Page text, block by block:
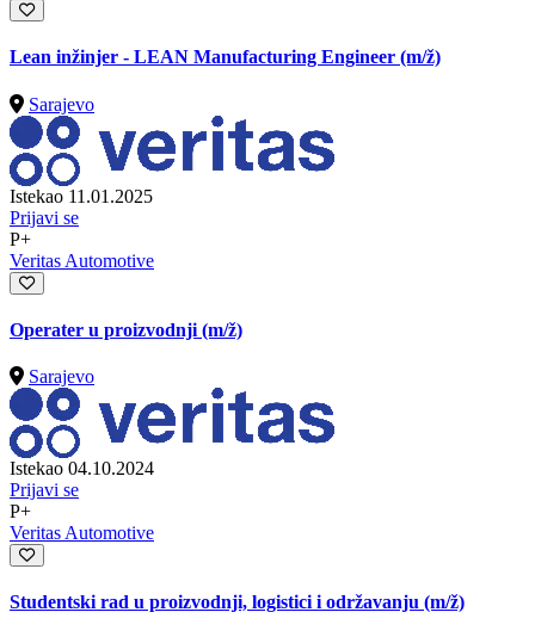
Lean inžinjer - LEAN Manufacturing Engineer (m/ž)
Sarajevo
Istekao 11.01.2025
Prijavi se
P+
Veritas Automotive
Operater u proizvodnji (m/ž)
Sarajevo
Istekao 04.10.2024
Prijavi se
P+
Veritas Automotive
Studentski rad u proizvodnji, logistici i održavanju (m/ž)